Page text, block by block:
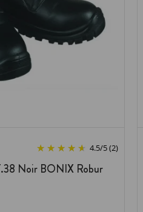
4.5/5(2)
Noir BONIX Robur